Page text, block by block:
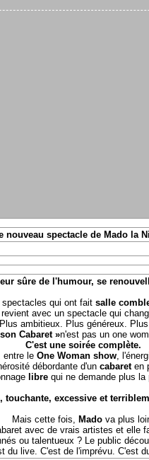
nouveau spectacle de Mado la
sûre de l'humour, se
qui ont fait salle
avec un spectacle qui
Plus ambitieux. Plus généreux.
Cabaret »n'est pas un one
C'est une soirée complète.
entre le One Woman show,
débordante d'un cabaret en
librequi ne demande plus la
touchante, excessive et
Mais cette fois, Mado va plus
avec de vrais artistes et elle
ou talentueux ? Le public
du live. C'est de l'imprévu. C'est